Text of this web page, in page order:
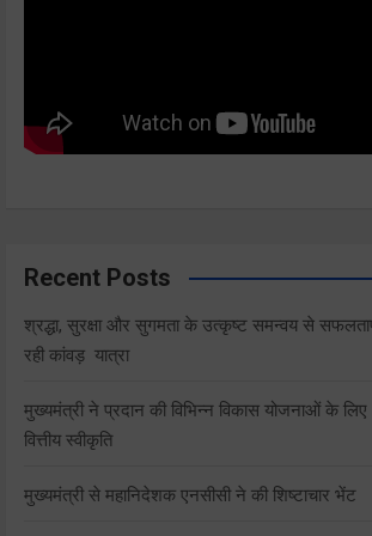
Recent Posts
श्रद्धा, सुरक्षा और सुगमता के उत्कृष्ट समन्वय से
रही कांवड़ यात्रा
मुख्यमंत्री ने प्रदान की विभिन्न विकास योजनाओं के
वित्तीय स्वीकृति
मुख्यमंत्री से महानिदेशक एनसीसी ने की शिष्टाचार भेंट